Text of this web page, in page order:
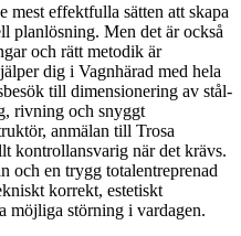
mest effektfulla sätten att skapa
planlösning. Men det är också
och rätt metodik är
dig i Vagnhärad med hela
till dimensionering av stål-
rivning och snyggt
anmälan till Trosa
kontrollansvarig när det krävs.
och en trygg totalentreprenad
korrekt, estetiskt
möjliga störning i vardagen.